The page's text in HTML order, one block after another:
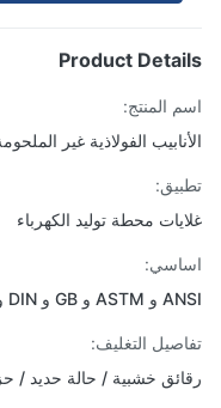
Product
المنتج:
الفولاذية غير الملحومة
محطة توليد الكهرباء
التغليف:
خشبية / حالة حديد / حزمة